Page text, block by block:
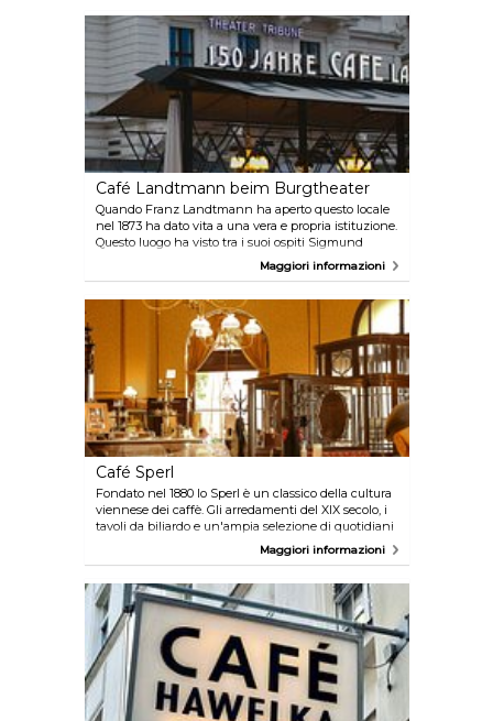
Café Landtmann beim Burgtheater
Quando Franz Landtmann ha aperto questo locale
nel 1873 ha dato vita a una vera e propria istituzione.
Questo luogo ha visto tra i suoi ospiti Sigmund
Freud, Marlene Dietrich, Romy Schneider, Paul
Maggiori informazioni
Café Sperl
Fondato nel 1880 lo Sperl è un classico della cultura
viennese dei caffè. Gli arredamenti del XIX secolo, i
tavoli da biliardo e un'ampia selezione di quotidiani
vi trasporteranno nella Vienna di fine secolo.
Ulteriori informazioni sono disponibili su
dining/coffeehouses/around-the-old-city
Maggiori informazioni